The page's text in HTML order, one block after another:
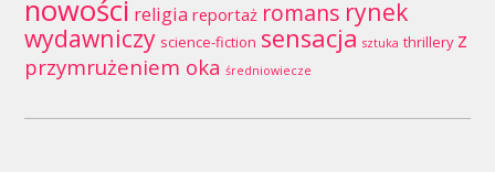
nowości religia reportaż romans rynek
wydawniczy science-fiction sensacja sztuka thrillery z
przymrużeniem oka średniowiecze